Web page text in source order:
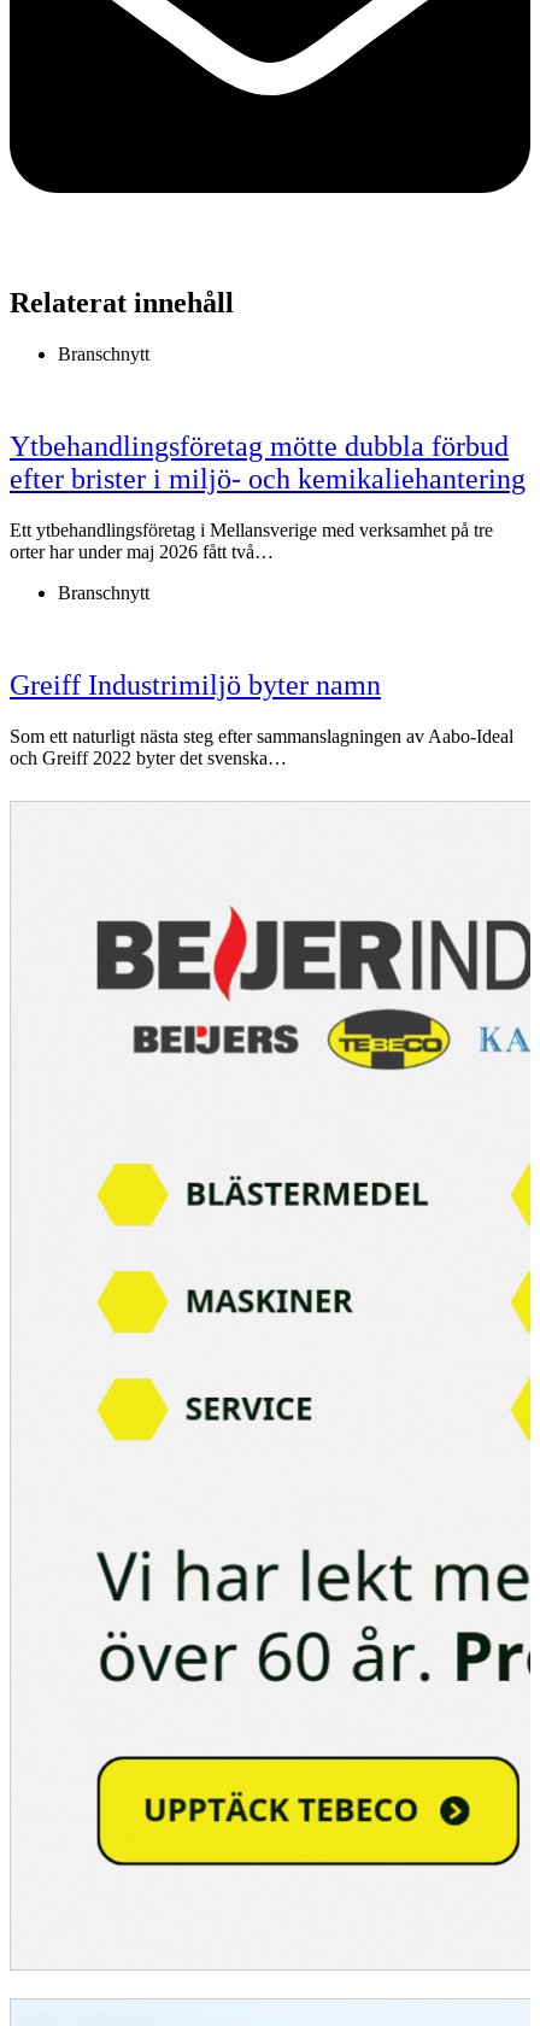
Relaterat innehåll
Branschnytt
Ytbehandlingsföretag mötte dubbla förbud
efter brister i miljö- och kemikaliehantering
Ett ytbehandlingsföretag i Mellansverige med verksamhet på tre
orter har under maj 2026 fått två…
Branschnytt
Greiff Industrimiljö byter namn
Som ett naturligt nästa steg efter sammanslagningen av Aabo-Ideal
och Greiff 2022 byter det svenska…